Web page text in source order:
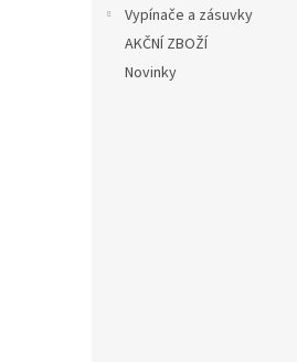
Vypínače a zásuvky
AKČNÍ ZBOŽÍ
Novinky